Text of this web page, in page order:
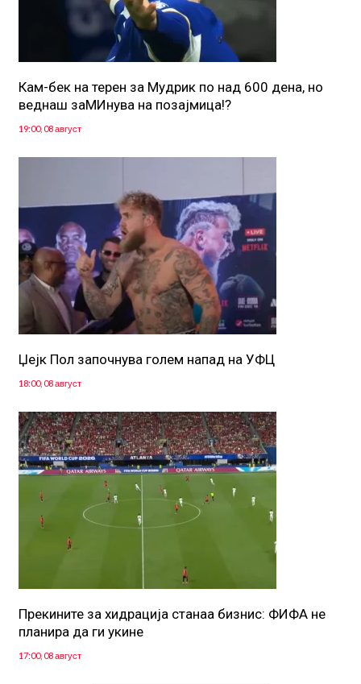
Кам-бек на терен за Мудрик по над 600 дена, но
веднаш заМИнува на позајмица!?
19:00, 08 август
Џејк Пол започнува голем напад на УФЦ
18:00, 08 август
Прекините за хидрација станаа бизнис: ФИФА не
планира да ги укине
17:00, 08 август